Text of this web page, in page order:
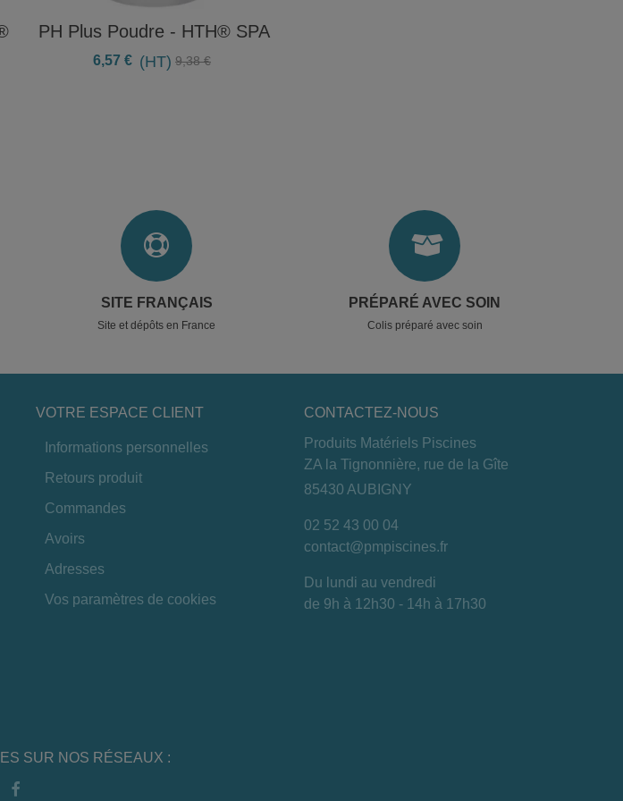
PH Plus Poudre - HTH® SPA
6,57 € (HT) 9,38 €
SITE FRANÇAIS
Site et dépôts en France
PRÉPARÉ AVEC SOIN
Colis préparé avec soin
VOTRE ESPACE CLIENT
Informations personnelles
Retours produit
Commandes
Avoirs
Adresses
Vos paramètres de cookies
CONTACTEZ-NOUS
Produits Matériels Piscines
ZA la Tignonnière, rue de la Gîte
85430 AUBIGNY
02 52 43 00 04
contact@pmpiscines.fr
Du lundi au vendredi
de 9h à 12h30 - 14h à 17h30
SUR NOS RÉSEAUX :